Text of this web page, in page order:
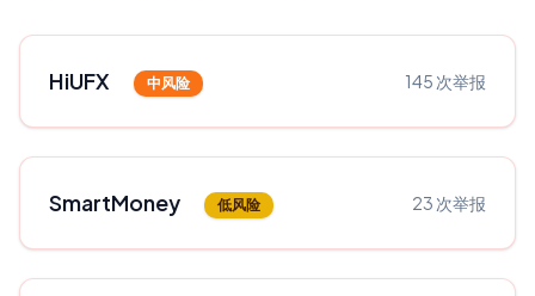
HiUFX 中风险 145 次举报
SmartMoney 低风险 23 次举报